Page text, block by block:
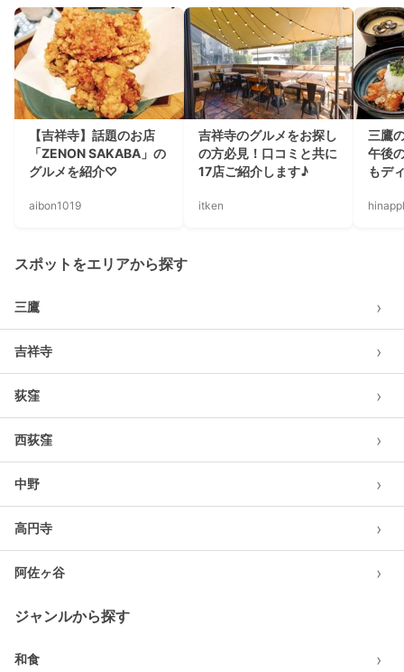
【吉祥寺】話題のお店
「ZENON SAKABA」の
グルメを紹介♡
aibon1019
吉祥寺のグルメをお探し
の方必見！口コミと共に
17店ご紹介します♪
itken
三鷹
午後
もデ
スポットをエリアから探す
三鷹 ›
吉祥寺 ›
荻窪 ›
西荻窪 ›
中野 ›
高円寺 ›
阿佐ヶ谷 ›
ジャンルから探す
和食 ›